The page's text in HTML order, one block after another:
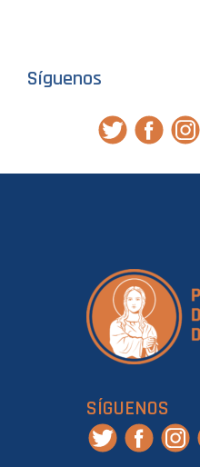
Síguenos
SÍGUENOS